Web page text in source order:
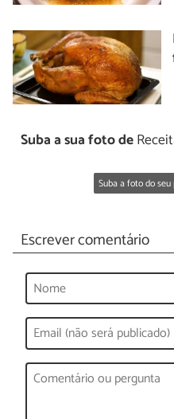
Suba a sua foto de
Suba a foto do
Escrever comentário